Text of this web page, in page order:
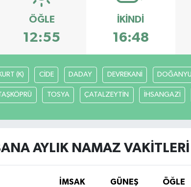
ÖĞLE
12:55
İKINDI
16:48
(K) CİDE DADAY DEVREKANİ
TOSYA ÇATALZEYTİN İHSANGAZİ
AYLIK NAMAZ VAKITLERI
İMSAK GÜNEŞ ÖĞLE